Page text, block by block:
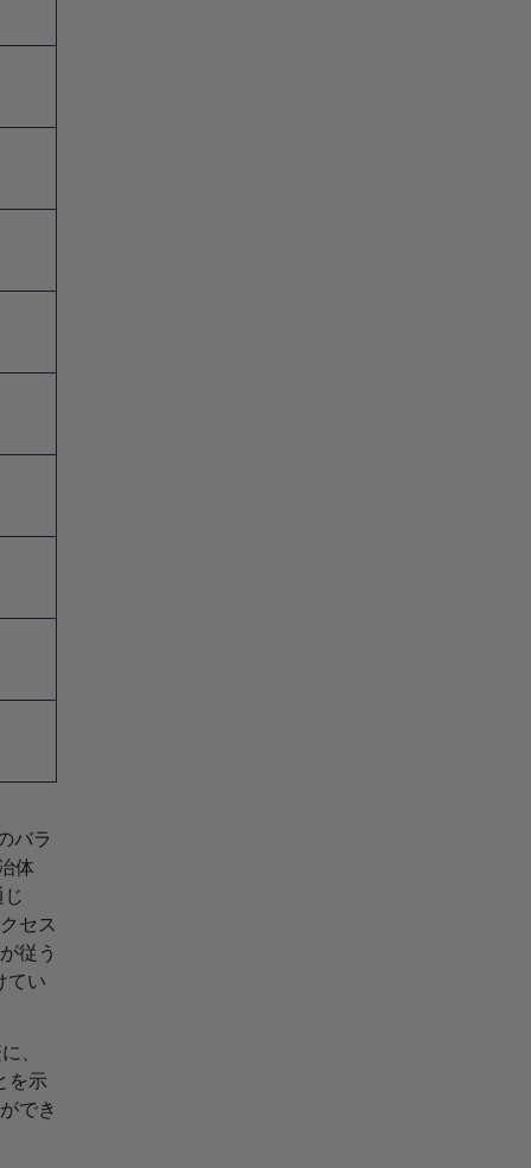
バラ
体
セス
従う
てい
、
を示
でき